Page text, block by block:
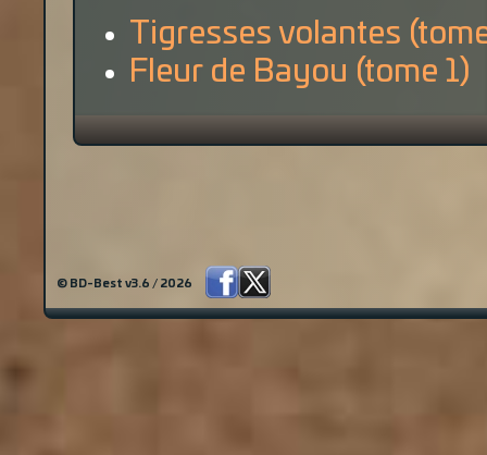
Tigresses volantes
Fleur de Bayou (tome 1)
© BD-Best v3.6 / 2026